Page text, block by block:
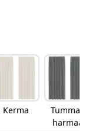
Kerma
Tumman
harmaa